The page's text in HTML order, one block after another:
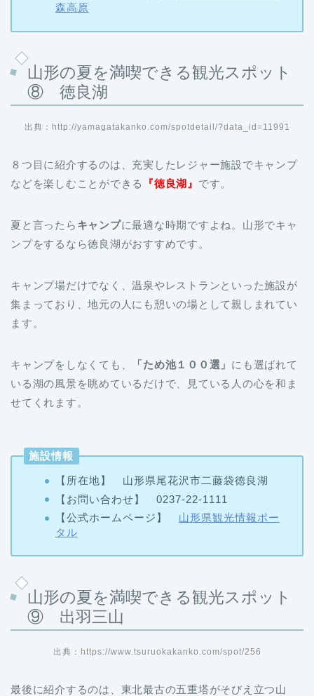
森高原
山形の夏を満喫できる観光スポット
⑧ 徳良湖
出典：http://yamagatakanko.com/spotdetail/?data_id=11991
８つ目に紹介するのは、充実したレジャー施設でキャンプ
などを楽しむことができる
『徳良湖』 です。
夏と言ったら キャンプに最適な時期ですよね。山形でキャ
ンプをするなら徳良湖がおすすめです。
キャンプ場だけでなく、温泉やレストランといった施設が
集まっており、地元の人にも憩いの場として親しまれてい
ます。
キャンプをしなくても、 「ため池１００選」 にも選ばれて
いる湖の風景を眺めているだけで、見ている人の心を和ま
せてくれます。
施設情報
【所在地】 山形県尾花沢市二藤袋徳良湖
【お問い合わせ】 0237-22-1111
【公式ホームページ】 山形県観光情報ポー
タル
山形の夏を満喫できる観光スポット
⑨ 出羽三山
出典：https://www.tsuruokakanko.com/spot/256
最後に紹介するのは、東北最古の五重塔がそびえ立つ山